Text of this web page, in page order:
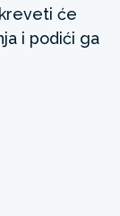
će
i podići ga